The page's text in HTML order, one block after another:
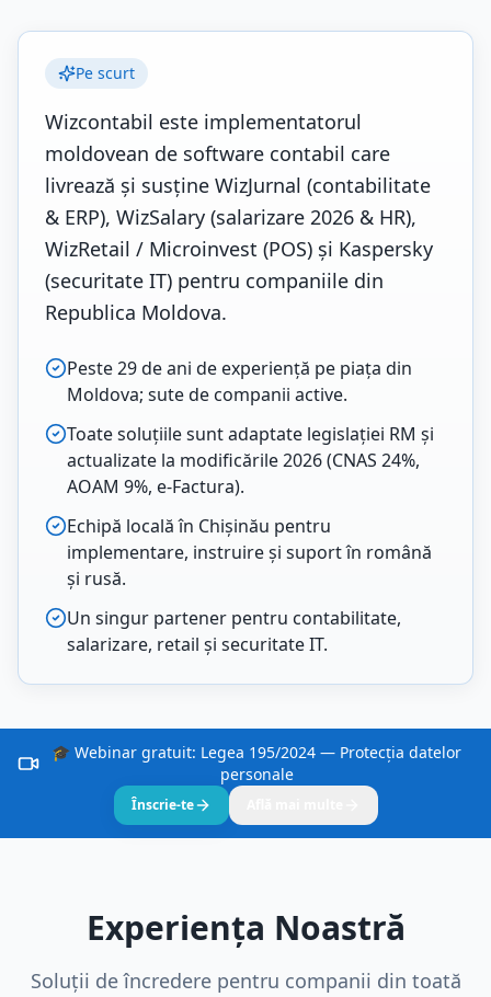
Pe scurt
Wizcontabil este implementatorul
moldovean de software contabil care
livrează și susține WizJurnal (contabilitate
& ERP), WizSalary (salarizare 2026 & HR),
WizRetail / Microinvest (POS) și Kaspersky
(securitate IT) pentru companiile din
Republica Moldova.
Peste 29 de ani de experiență pe piața din
Moldova; sute de companii active.
Toate soluțiile sunt adaptate legislației RM și
actualizate la modificările 2026 (CNAS 24%,
AOAM 9%, e-Factura).
Echipă locală în Chișinău pentru
implementare, instruire și suport în română
și rusă.
Un singur partener pentru contabilitate,
salarizare, retail și securitate IT.
🎓 Webinar gratuit: Legea 195/2024 — Protecția datelor
personale
Înscrie-te
Experiența Noastră
Soluții de încredere pentru companii din toată